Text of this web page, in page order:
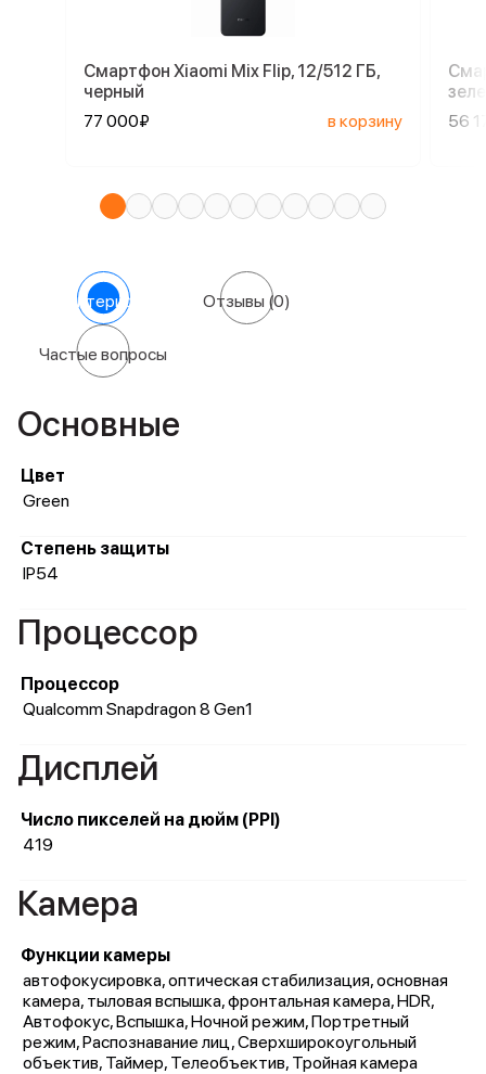
Смартфон Xiaomi Mix Flip, 12/512 ГБ,
черный
77 000₽
в корзину
56
Характеристики Отзывы (0)
Частые вопросы
Основные
Цвет
Green
Степень защиты
IP54
Процессор
Процессор
Qualcomm Snapdragon 8 Gen1
Дисплей
Число пикселей на дюйм (PPI)
419
Камера
Функции камеры
автофокусировка, оптическая стабилизация, основная
камера, тыловая вспышка, фронтальная камера, HDR,
Автофокус, Вспышка, Ночной режим, Портретный
режим, Распознавание лиц, Сверхширокоугольный
объектив, Таймер, Телеобъектив, Тройная камера